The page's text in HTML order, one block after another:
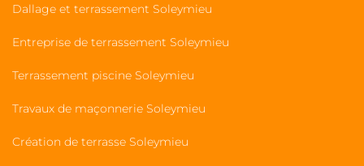
Dallage et terrassement Soleymieu
Entreprise de terrassement Soleymieu
Terrassement piscine Soleymieu
Travaux de maçonnerie Soleymieu
Création de terrasse Soleymieu